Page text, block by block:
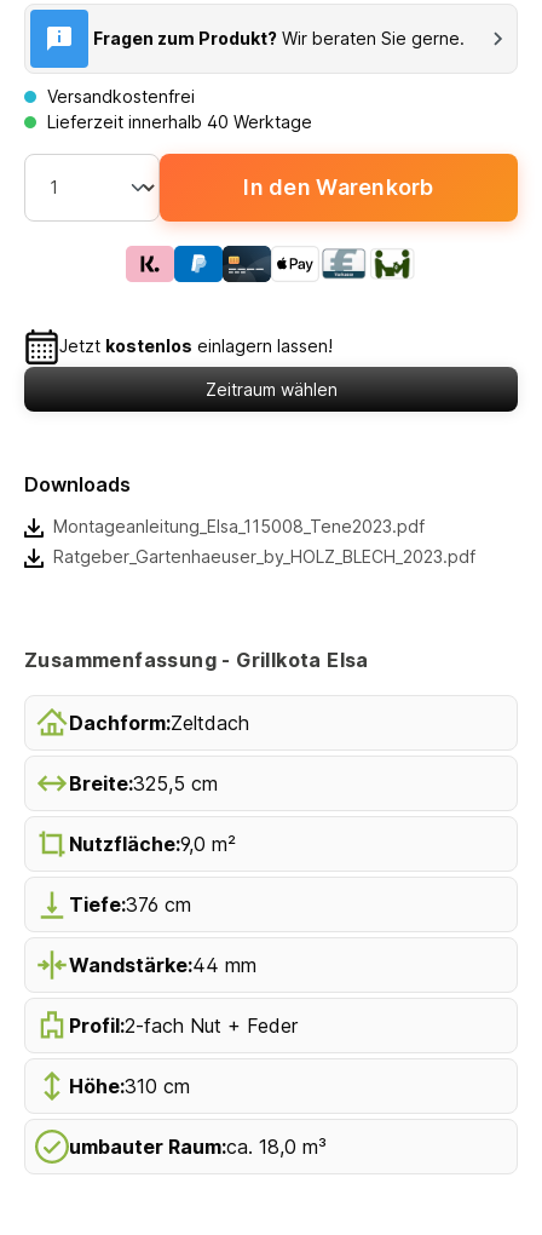
Fragen zum Produkt? Wir beraten Sie gerne.
Versandkostenfrei
Lieferzeit innerhalb 40 Werktage
In den Warenkorb
Jetzt kostenlos einlagern lassen!
Zeitraum wählen
Downloads
Montageanleitung_Elsa_115008_Tene2023.pdf
Ratgeber_Gartenhaeuser_by_HOLZ_BLECH_2023.pdf
Zusammenfassung - Grillkota Elsa
Dachform:Zeltdach
Breite:325,5 cm
Nutzfläche:9,0 m²
Tiefe:376 cm
Wandstärke:44 mm
Profil:2-fach Nut + Feder
Höhe:310 cm
umbauter Raum:ca. 18,0 m³